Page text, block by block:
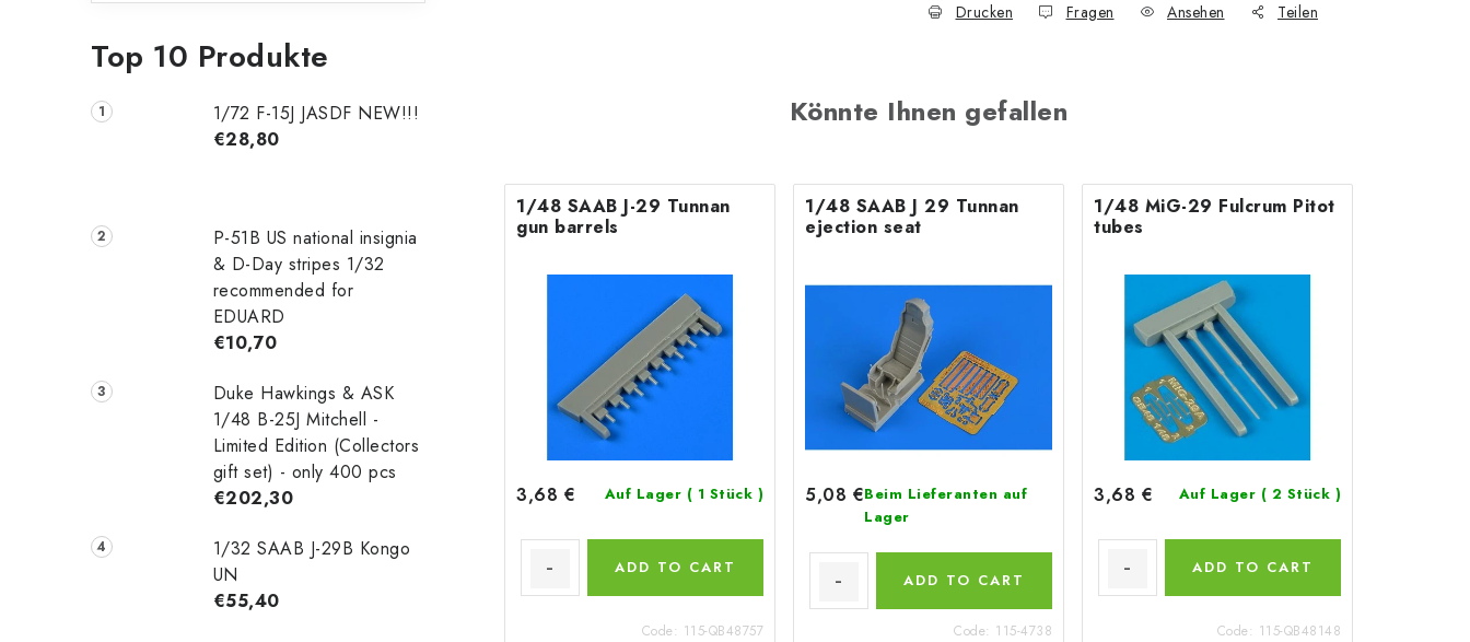
Top 10 Produkte
1/72 F-15J JASDF NEW!!!
€28,80
P-51B US national insignia
& D-Day stripes 1/32
recommended for
EDUARD
€10,70
Duke Hawkings & ASK
1/48 B-25J Mitchell -
Limited Edition (Collectors
gift set) - only 400 pcs
€202,30
1/32 SAAB J-29B Kongo
UN
€55,40
Drucken Fragen Ansehen Teilen
Könnte Ihnen gefallen
1/48 SAAB J-29 Tunnan
gun barrels
3,68 € Auf Lager ( 1 Stück )
ADD TO CART
Code: 115-QB48757
1/48 SAAB J 29 Tunnan
ejection seat
5,08 €Beim Lieferanten auf
Lager
ADD TO CART
Code: 115-4738
1/48 MiG-29 Fulcrum Pitot
tubes
3,68 € Auf Lager ( 2 Stück )
ADD TO CART
Code: 115-QB48148